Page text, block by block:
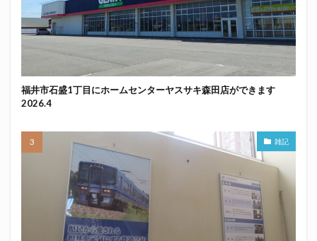
福井市石盛1丁目にホームセンターヤスサキ森田店ができます
2026.4
雑記